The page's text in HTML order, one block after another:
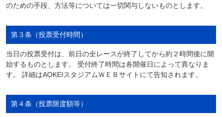
のための手段、方法等については一切関与しないものとします。
第３条（投票受付時間）
当日の投票受付は、前日の全レースが終了してから約２時間後に開
始するものとします。 受付終了時間は各開催日によって異なりま
す。 詳細はAOKEIスタジアムＷＥＢサイトにて告知されます。
第４条（投票限度額等）